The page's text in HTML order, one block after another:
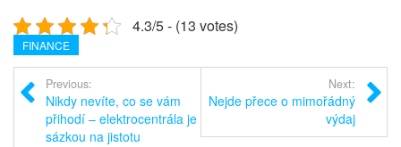
4.3/5 - (13 votes)
FINANCE
Previous:
Nikdy nevíte, co se vám
přihodí – elektrocentrála je
sázkou na jistotu
Next:
Nejde přece o mimořádný
výdaj